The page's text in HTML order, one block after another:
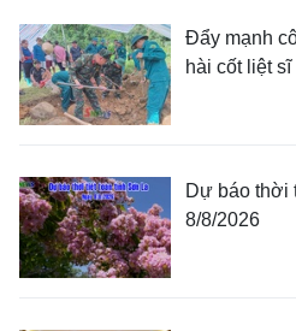
Đẩy mạnh
hài cốt liệt sĩ
Dự báo thời
8/8/2026